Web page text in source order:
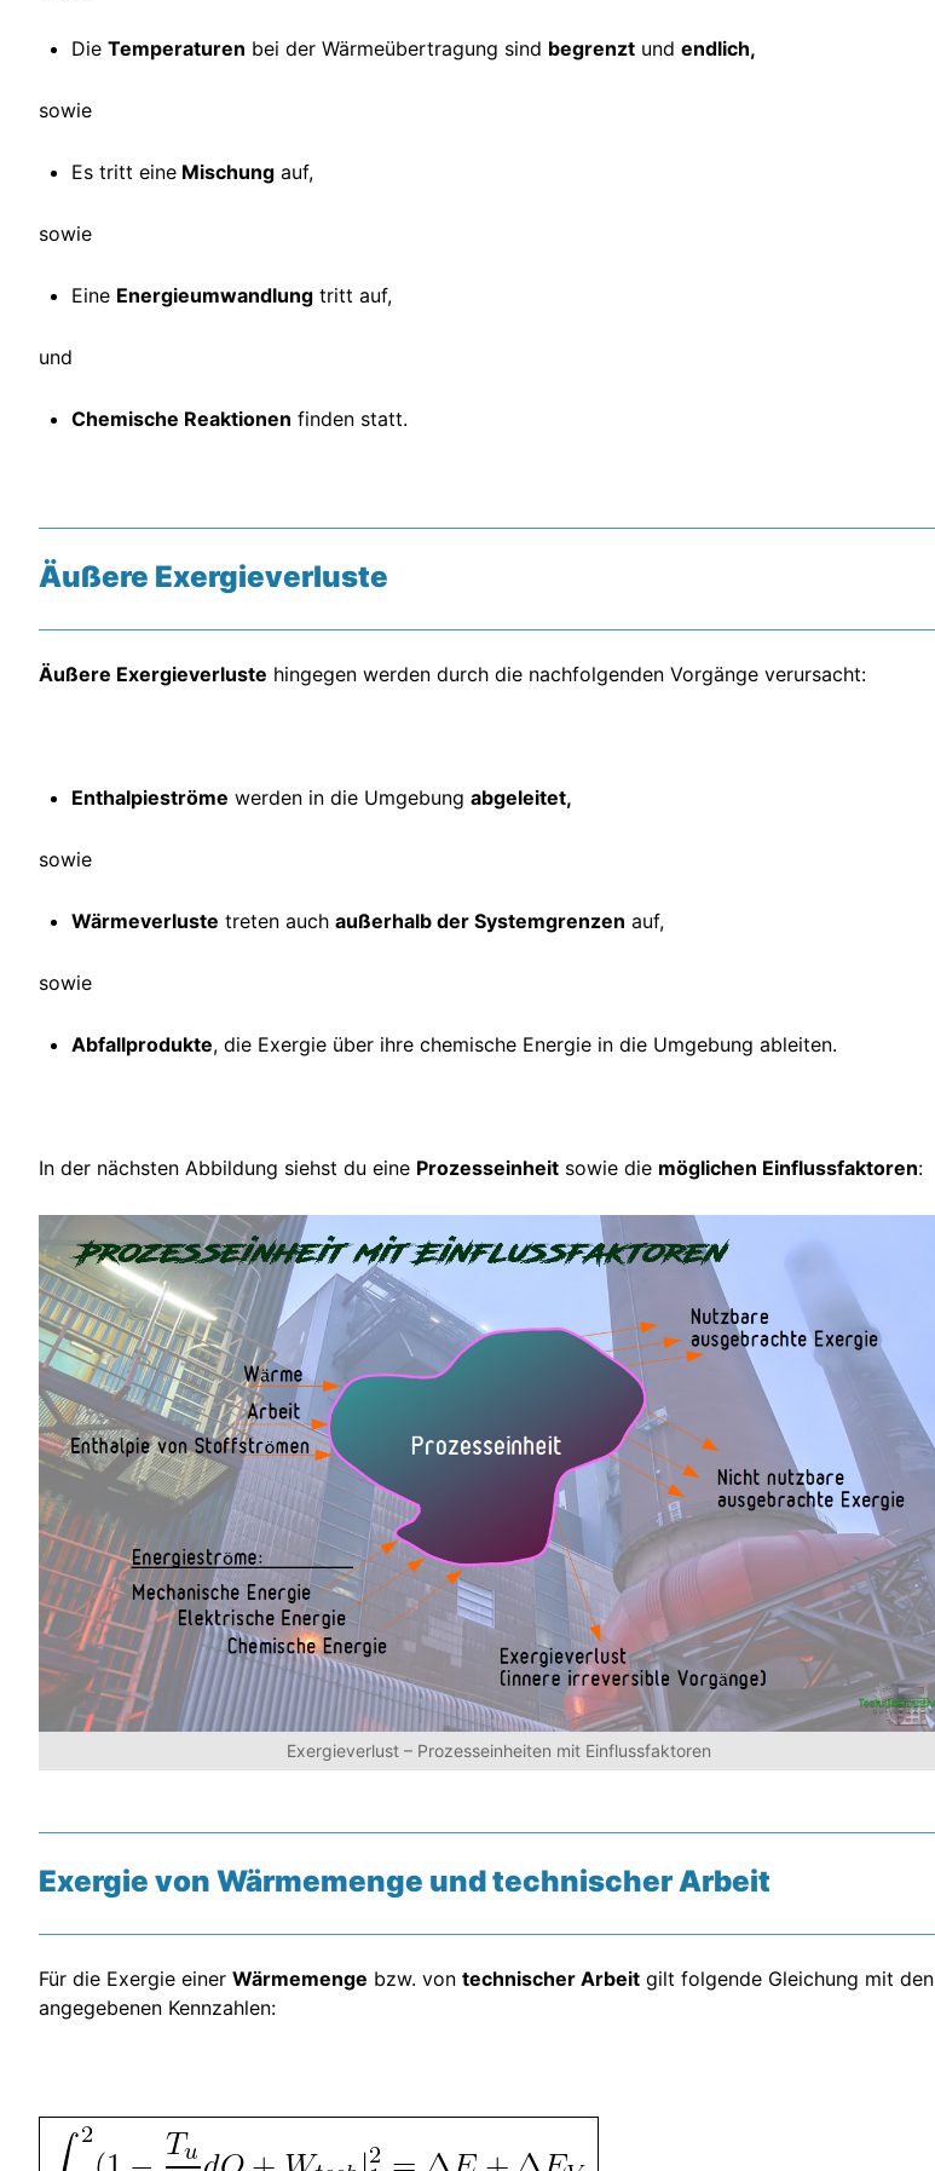
Die Temperaturen bei der Wärmeübertragung sind begrenzt und endlich,
sowie
Es tritt eine Mischung auf,
sowie
Eine Energieumwandlung tritt auf,
und
Chemische Reaktionen finden statt.
Äußere Exergieverluste
Äußere Exergieverluste hingegen werden durch die nachfolgenden Vorgänge verursacht:
Enthalpieströme werden in die Umgebung abgeleitet,
sowie
Wärmeverluste treten auch außerhalb der Systemgrenzen auf,
sowie
Abfallprodukte, die Exergie über ihre chemische Energie in die Umgebung ableiten.
In der nächsten Abbildung siehst du eine Prozesseinheit sowie die möglichen Einflussfaktoren:
Exergieverlust – Prozesseinheiten mit Einflussfaktoren
Exergie von Wärmemenge und technischer Arbeit
Für die Exergie einer Wärmemenge bzw. von technischer Arbeit gilt folgende Gleichung mit den
angegebenen Kennzahlen: